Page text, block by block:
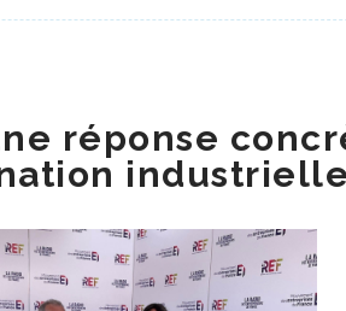
réponse
industrielle